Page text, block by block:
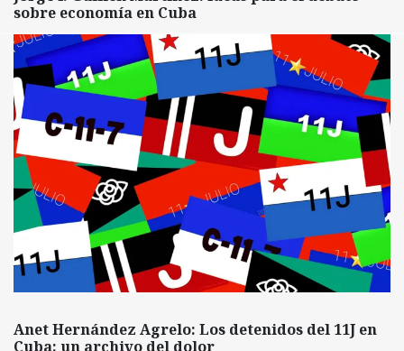
sobre economía en Cuba
Anet Hernández Agrelo: Los detenidos del 11J en
Cuba: un archivo del dolor